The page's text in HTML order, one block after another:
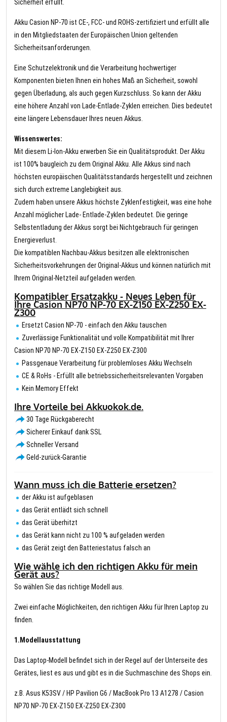
Sicherheit erfüllt.
Akku Casion NP-70 ist CE-, FCC- und ROHS-zertifiziert und erfüllt alle
in den Mitgliedstaaten der Europäischen Union geltenden
Sicherheitsanforderungen.
Eine Schutzelektronik und die Verarbeitung hochwertiger
Komponenten bieten Ihnen ein hohes Maß an Sicherheit, sowohl
gegen Überladung, als auch gegen Kurzschluss. So kann der Akku
eine höhere Anzahl von Lade-Entlade-Zyklen erreichen. Dies bedeutet
eine längere Lebensdauer Ihres neuen Akkus.
Wissenswertes:
Mit diesem Li-Ion-Akku erwerben Sie ein Qualitätsprodukt. Der Akku
ist 100% baugleich zu dem Original Akku. Alle Akkus sind nach
höchsten europäischen Qualitätsstandards hergestellt und zeichnen
sich durch extreme Langlebigkeit aus.
Zudem haben unsere Akkus höchste Zyklenfestigkeit, was eine hohe
Anzahl möglicher Lade- Entlade-Zyklen bedeutet. Die geringe
Selbstentladung der Akkus sorgt bei Nichtgebrauch für geringen
Energieverlust.
Die kompatiblen Nachbau-Akkus besitzen alle elektronischen
Sicherheitsvorkehrungen der Original-Akkus und können natürlich mit
Ihrem Original-Netzteil aufgeladen werden.
Kompatibler Ersatzakku - Neues Leben für
Ihre Casion NP70 NP-70 EX-Z150 EX-Z250 EX-
Z300
Ersetzt Casion NP-70 - einfach den Akku tauschen
Zuverlässige Funktionalität und volle Kompatibilität mit Ihrer
Casion NP70 NP-70 EX-Z150 EX-Z250 EX-Z300
Passgenaue Verarbeitung für problemloses Akku Wechseln
CE & RoHs - Erfüllt alle betriebssicherheitsrelevanten Vorgaben
Kein Memory Effekt
Ihre Vorteile bei Akkuokok.de.
30 Tage Rückgaberecht
Sicherer Einkauf dank SSL
Schneller Versand
Geld-zurück-Garantie
Wann muss ich die Batterie ersetzen?
der Akku ist aufgeblasen
das Gerät entlädt sich schnell
das Gerät überhitzt
das Gerät kann nicht zu 100 % aufgeladen werden
das Gerät zeigt den Batteriestatus falsch an
Wie wähle ich den richtigen Akku für mein
Gerät aus?
So wählen Sie das richtige Modell aus.
Zwei einfache Möglichkeiten, den richtigen Akku für Ihren Laptop zu
finden.
1.Modellausstattung
Das Laptop-Modell befindet sich in der Regel auf der Unterseite des
Gerätes, liest es aus und gibt es in die Suchmaschine des Shops ein.
z.B. Asus K53SV / HP Pavilion G6 / MacBook Pro 13 A1278 / Casion
NP70 NP-70 EX-Z150 EX-Z250 EX-Z300